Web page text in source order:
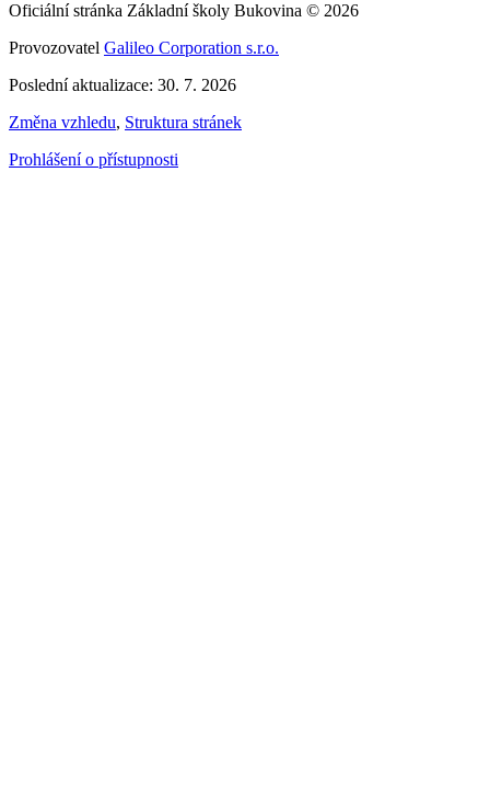
Oficiální stránka Základní školy Bukovina © 2026
Provozovatel Galileo Corporation s.r.o.
Poslední aktualizace: 30. 7. 2026
Změna vzhledu, Struktura stránek
Prohlášení o přístupnosti